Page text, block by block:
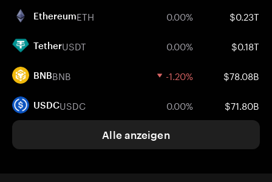
EthereumETH 0.00% $0.23T
TetherUSDT 0.00% $0.18T
BNBBNB -1.20% $78.08B
USDCUSDC 0.00% $71.80B
Alle anzeigen